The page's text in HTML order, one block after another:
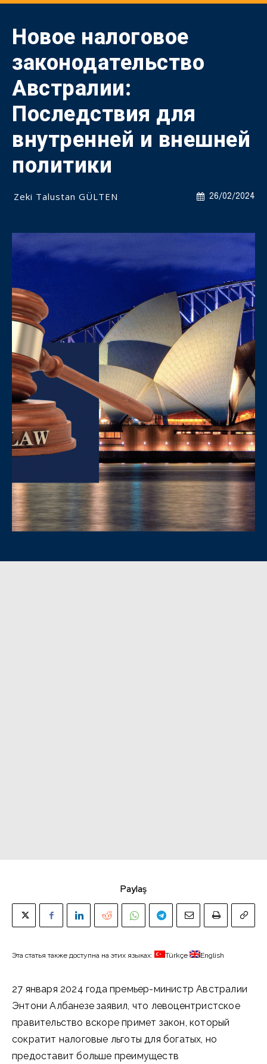
Новое налоговое
законодательство
Австралии:
Последствия для
внутренней и внешней
политики
26/02/2024
Zeki Talustan GÜLTEN
Paylaş
Эта статья также доступна на этих языках: Türkçe English
27 января 2024 года премьер-министр Австралии
Энтони Албанезе заявил, что левоцентристское
правительство вскоре примет закон, который
сократит налоговые льготы для богатых, но
предоставит больше преимуществ